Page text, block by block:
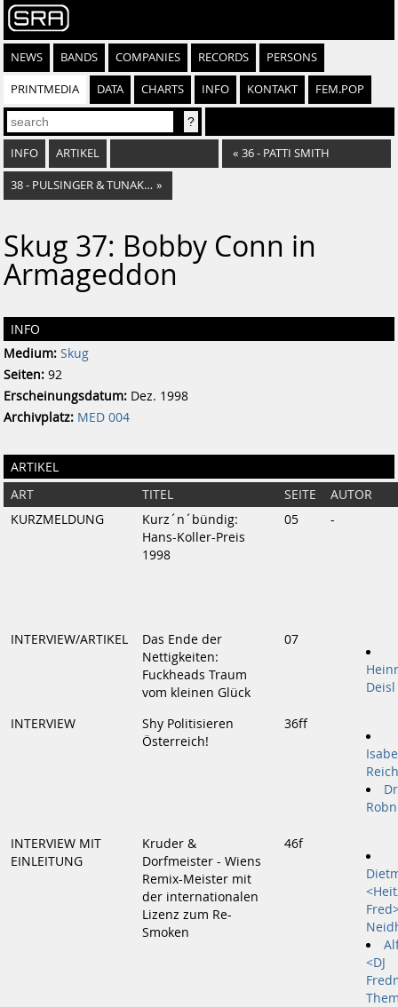
NEWS BANDS COMPANIES RECORDS PERSONS
PRINTMEDIA DATA CHARTS INFO KONTAKT FEM.POP
INFO ARTIKEL « 36 - PATTI SMITH
38 - PULSINGER & TUNAKAN FLIRTEN MIT MAX BRAND »
Skug 37: Bobby Conn in
Armageddon
INFO
Medium: Skug
Seiten: 92
Erscheinungsdatum: Dez. 1998
Archivplatz: MED 004
ARTIKEL
ART TITEL SEITE
AUTOR
KURZMELDUNG
Kurz´n´bündig:
Hans-Koller-Preis
1998
05 -
INTERVIEW/ARTIKEL
Das Ende der
Nettigkeiten:
Fuckheads Traum
vom kleinen Glück
07
Deisl
INTERVIEW
Shy Politisieren
Österreich!
36ff
INTERVIEW MIT
EINLEITUNG
Kruder &
Dorfmeister - Wiens
Remix-Meister mit
der internationalen
Lizenz zum Re-
Smoken
46f
<DJ